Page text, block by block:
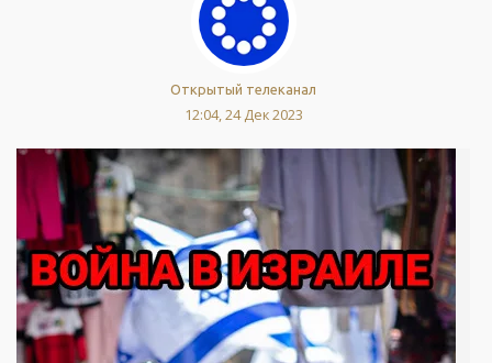
Открытый телеканал
12:04, 24 Дек 2023